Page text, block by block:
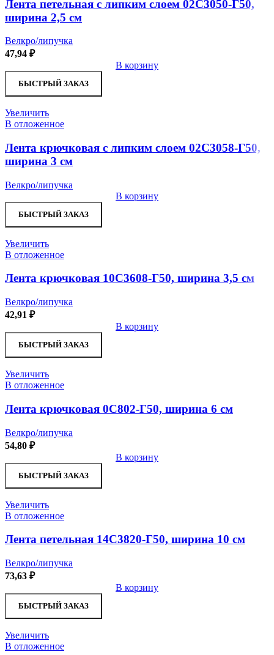
Лента петельная с липким слоем 02С3050-Г50,
ширина 2,5 см
Велкро/липучка
47,94 ₽
В корзину
БЫСТРЫЙ ЗАКАЗ
Увеличить
В отложенное
Лента крючковая с липким слоем 02С3058-Г50,
ширина 3 см
Велкро/липучка
В корзину
БЫСТРЫЙ ЗАКАЗ
Увеличить
В отложенное
Лента крючковая 10С3608-Г50, ширина 3,5 см
Велкро/липучка
42,91 ₽
В корзину
БЫСТРЫЙ ЗАКАЗ
Увеличить
В отложенное
Лента крючковая 0С802-Г50, ширина 6 см
Велкро/липучка
54,80 ₽
В корзину
БЫСТРЫЙ ЗАКАЗ
Увеличить
В отложенное
Лента петельная 14С3820-Г50, ширина 10 см
Велкро/липучка
73,63 ₽
В корзину
БЫСТРЫЙ ЗАКАЗ
Увеличить
В отложенное